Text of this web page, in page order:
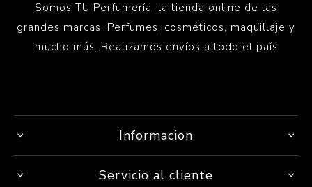
Somos TU Perfumería, la tienda online de las
grandes marcas. Perfumes, cosméticos, maquillaje y
mucho más. Realizamos envíos a todo el país
Informacion
Servicio al cliente